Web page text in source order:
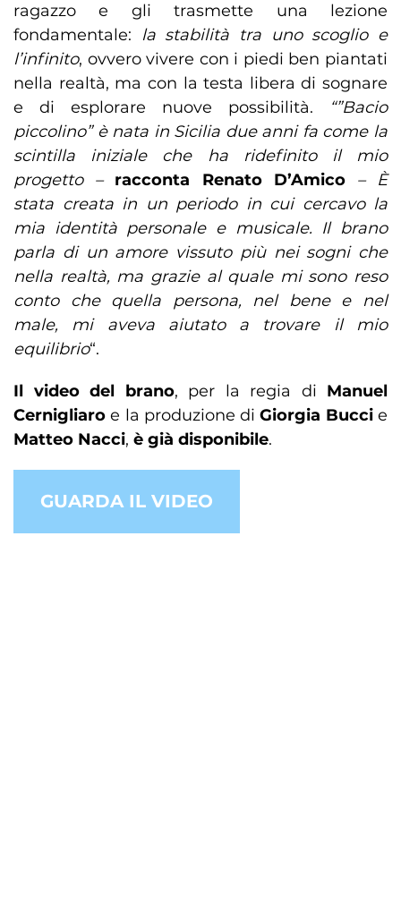
ragazzo e gli trasmette una lezione
fondamentale: la stabilità tra uno scoglio e
l’infinito, ovvero vivere con i piedi ben piantati
nella realtà, ma con la testa libera di sognare
e di esplorare nuove possibilità.
“”Bacio
piccolino” è nata in Sicilia due anni fa come la
scintilla iniziale che ha ridefinito il mio
progetto – racconta Renato D’Amico – È
stata creata in un periodo in cui cercavo la
mia identità personale e musicale. Il brano
parla di un amore vissuto più nei sogni che
nella realtà, ma grazie al quale mi sono reso
conto che quella persona, nel bene e nel
male, mi aveva aiutato a trovare il mio
equilibrio“.
Il video del brano, per la regia di Manuel
Cernigliaro e la produzione diGiorgia Buccie
Matteo Nacci, è già disponibile.
GUARDA IL VIDEO